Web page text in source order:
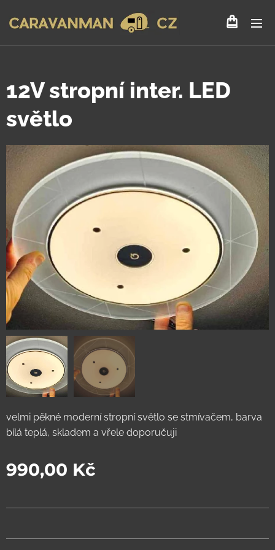
12V stropní inter. LED
světlo
velmi pěkné moderní stropní světlo se stmívačem, barva
bílá teplá, skladem a vřele doporučuji
990,00 Kč